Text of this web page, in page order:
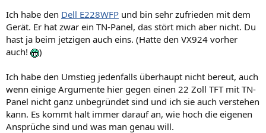
Ich habe den Dell E228WFP und bin sehr zufrieden mit dem
Gerät. Er hat zwar ein TN-Panel, das stört mich aber nicht. Du
hast ja beim jetzigen auch eins. (Hatte den VX924 vorher
auch!
)
Ich habe den Umstieg jedenfalls überhaupt nicht bereut, auch
wenn einige Argumente hier gegen einen 22 Zoll TFT mit TN-
Panel nicht ganz unbegründet sind und ich sie auch verstehen
kann. Es kommt halt immer darauf an, wie hoch die eigenen
Ansprüche sind und was man genau will.